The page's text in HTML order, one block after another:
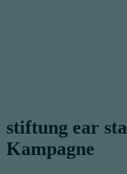
stiftung ear
Kampagne